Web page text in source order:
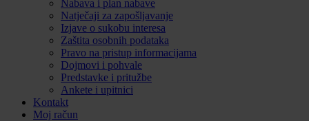
Nabava i plan nabave
Natječaji za zapošljavanje
Izjave o sukobu interesa
Zaštita osobnih podataka
Pravo na pristup informacijama
Dojmovi i pohvale
Predstavke i pritužbe
Ankete i upitnici
Kontakt
Moj račun